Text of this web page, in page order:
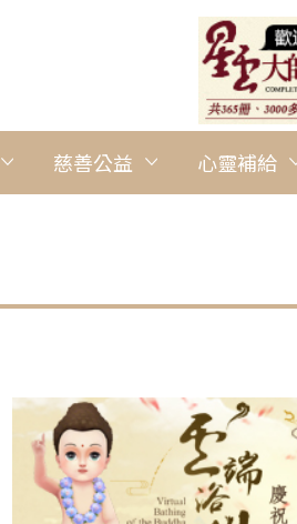
慈善公益 心靈補給
圖說：南華大學棒球隊蓄勢待發力拼大
多心經》。 圖/佛光山南華大學提供